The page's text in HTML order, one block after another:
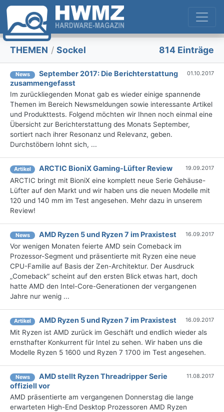
THEMEN / Sockel 814 Einträge
News
September 2017: Die Berichterstattung
zusammengefasst
01.10.2017
Im zurückliegenden Monat gab es wieder einige spannende
Themen im Bereich Newsmeldungen sowie interessante Artikel
und Produkttests. Folgend möchten wir Ihnen noch einmal eine
Übersicht zur Berichterstattung des Monats September,
sortiert nach ihrer Resonanz und Relevanz, geben.
Durchstöbern lohnt sich, ...
Artikel ARCTIC BioniX Gaming-Lüfter Review 19.09.2017
ARCTIC bringt mit BioniX eine komplett neue Serie Gehäuse-
Lüfter auf den Markt und wir haben uns die neuen Modelle mit
120 und 140 mm im Test angesehen. Mehr dazu in unserem
Review!
News AMD Ryzen 5 und Ryzen 7 im Praxistest 16.09.2017
Vor wenigen Monaten feierte AMD sein Comeback im
Prozessor-Segment und präsentierte mit Ryzen eine neue
CPU-Familie auf Basis der Zen-Architektur. Der Ausdruck
„Comeback“ scheint auf den ersten Blick etwas hart, doch
hatte AMD den Intel-Core-Generationen der vergangenen
Jahre nur wenig ...
Artikel AMD Ryzen 5 und Ryzen 7 im Praxistest 16.09.2017
Mit Ryzen ist AMD zurück im Geschäft und endlich wieder als
ernsthafter Konkurrent für Intel zu sehen. Wir haben uns die
Modelle Ryzen 5 1600 und Ryzen 7 1700 im Test angesehen.
News
AMD stellt Ryzen Threadripper Serie
offiziell vor
11.08.2017
AMD präsentierte am vergangenen Donnerstag die lange
erwarteten High-End Desktop Prozessoren AMD Ryzen